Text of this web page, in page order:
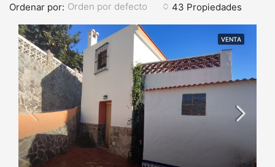
43 Propiedades
Ordenar por: Orden por defecto
VENTA